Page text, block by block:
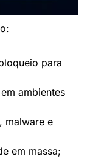
para
ambientes
malware e
em massa;